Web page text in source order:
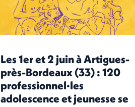
Les 1er et 2 juin à Artigues-
près-Bordeaux (33) : 120
professionnel·les
adolescence et jeunesse se